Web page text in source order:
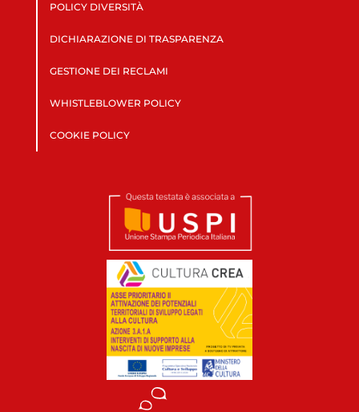
POLICY DIVERSITÀ
DICHIARAZIONE DI TRASPARENZA
GESTIONE DEI RECLAMI
WHISTLEBLOWER POLICY
COOKIE POLICY